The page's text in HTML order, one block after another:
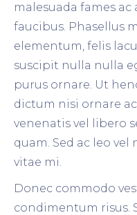
malesuada fames
faucibus. Phasellus
elementum, felis
suscipit nulla nulla
purus ornare. Ut
dictum nisi ornare
venenatis vel libero
quam. Sed ac leo vel
vitae mi.
Donec commodo
condimentum risus.